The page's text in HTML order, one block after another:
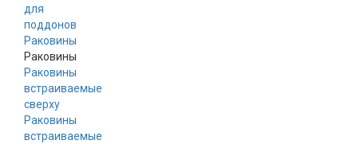
для
поддонов
Раковины
Раковины
Раковины
встраиваемые
сверху
Раковины
встраиваемые